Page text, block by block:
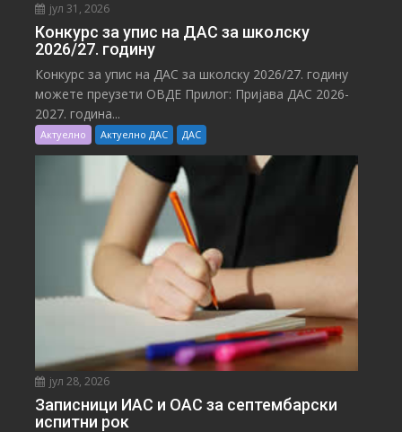
јул 31, 2026
Конкурс за упис на ДАС за школску
2026/27. годину
Конкурс за упис на ДАС за школску 2026/27. годину
можете преузети ОВДЕ Прилог: Пријава ДАС 2026-
2027. година...
Актуелно Актуелно ДАС ДАС
јул 28, 2026
Записници ИАС и ОАС за септембарски
испитни рок